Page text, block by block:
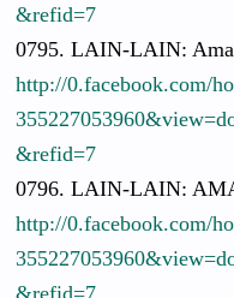
&refid=7
0795. LAIN-LAIN:
http://0.facebook.com/
3552270539
&refid=7
0796. LAIN-LAIN:
http://0.facebook.com/
3552270539
&refid=7